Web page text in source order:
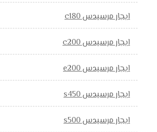
ايجار مرسيدس c180
ايجار مرسيدس c200
ايجار مرسيدس e200
ايجار مرسيدس s450
ايجار مرسيدس s500